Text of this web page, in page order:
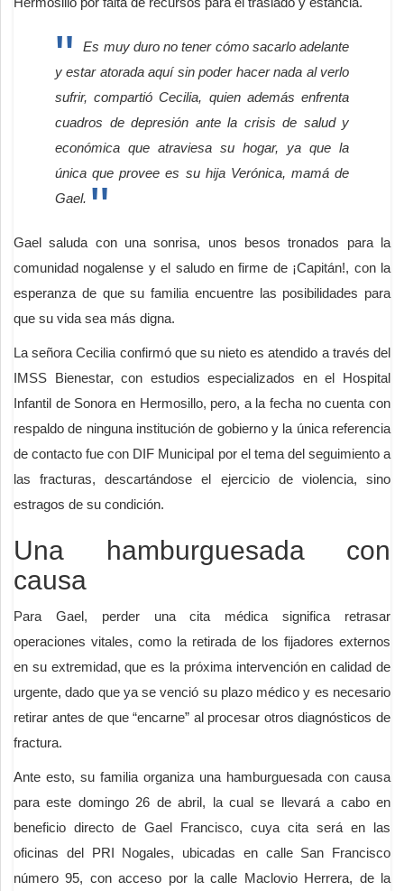
Es muy duro no tener cómo sacarlo adelante
y estar atorada aquí sin poder hacer nada al verlo
sufrir, compartió Cecilia, quien además enfrenta
cuadros de depresión ante la crisis de salud y
económica que atraviesa su hogar, ya que la
única que provee es su hija Verónica, mamá de
Gael.
Gael saluda con una sonrisa, unos besos tronados para la
comunidad nogalense y el saludo en firme de ¡Capitán!, con la
esperanza de que su familia encuentre las posibilidades para
que su vida sea más digna.
La señora Cecilia confirmó que su nieto es atendido a través del
IMSS Bienestar, con estudios especializados en el Hospital
Infantil de Sonora en Hermosillo, pero, a la fecha no cuenta con
respaldo de ninguna institución de gobierno y la única referencia
de contacto fue con DIF Municipal por el tema del seguimiento a
las fracturas, descartándose el ejercicio de violencia, sino
estragos de su condición.
Una hamburguesada con
causa
Para Gael, perder una cita médica significa retrasar
operaciones vitales, como la retirada de los fijadores externos
en su extremidad, que es la próxima intervención en calidad de
urgente, dado que ya se venció su plazo médico y es necesario
retirar antes de que “encarne” al procesar otros diagnósticos de
fractura.
Ante esto, su familia organiza una hamburguesada con causa
para este domingo 26 de abril, la cual se llevará a cabo en
beneficio directo de Gael Francisco, cuya cita será en las
oficinas del PRI Nogales, ubicadas en calle San Francisco
número 95, con acceso por la calle Maclovio Herrera, de la